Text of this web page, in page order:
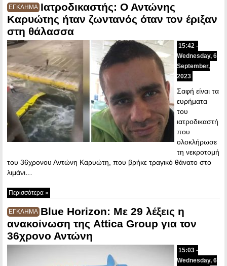
ΕΓΚΛΗΜΑ Ιατροδικαστής: Ο Αντώνης
Καρυώτης ήταν ζωντανός όταν τον έριξαν
στη θάλασσα
15:42 -
Wednesday, 6
September,
2023
Σαφή είναι τα
ευρήματα
του
ιατροδικαστή
που
ολοκλήρωσε
τη νεκροτομή
του 36χρονου Αντώνη Καρυώτη, που βρήκε τραγικό θάνατο στο
λιμάνι…
Περισσότερα »
ΕΓΚΛΗΜΑ Blue Horizon: Με 29 λέξεις η
ανακοίνωση της Attica Group για τον
36χρονο Αντώνη
15:03 -
Wednesday, 6